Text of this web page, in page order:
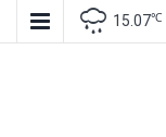
15.07℃